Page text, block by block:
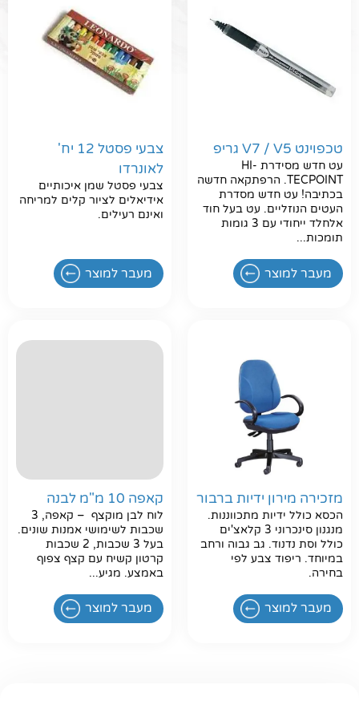
טכפוינט V7 / V5 גריפ
עט חדש מסידרת HI-
TECPOINT. הרפתקאה חדשה
בכתיבה! עט חדש מסדרת
העטים הנוזליים. עט בעל חוד
אלחלד ייחודי עם 3 גומות
תומכות...
מעבר למוצר
צבעי פסטל 12 יח'
לאונרדו
צבעי פסטל שמן איכותיים
אידיאלים לציור קלים למריחה
ואינם רעילים.
מעבר למוצר
מזכירה מירון ידיות ברבור
הכסא כולל ידיות מתכווננות.
מנגנון סינכרוני 3 קלאצ'ים
כולל וסת נדנוד. גב גבוה ורחב
במיוחד. ריפוד צבע לפי
בחירה.
מעבר למוצר
קאפה 10 מ"מ לבנה
לוח לבן מוקצף – קאפה, 3
שכבות לשימושי אמנות שונים.
בעל 3 שכבות, 2 שכבות
קרטון קשיח עם קצף צפוף
באמצע. מגיע...
מעבר למוצר